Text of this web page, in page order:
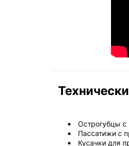
Острогубцы
Пассатижи с
Кусачки для